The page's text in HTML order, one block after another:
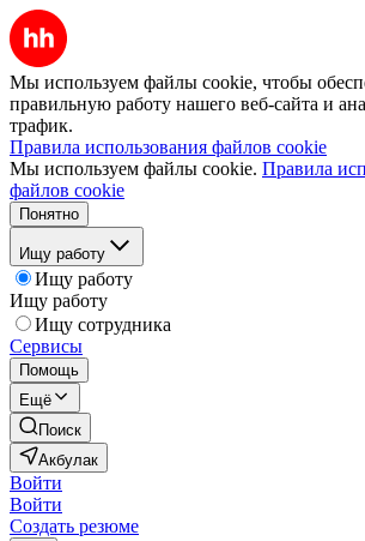
Мы используем файлы cookie, чтобы
правильную работу нашего веб-сайта и
трафик.
Правила использования файлов cookie
Мы используем файлы cookie. Правила
файлов cookie
Понятно
Ищу работу
Ищу работу
Ищу работу
Ищу сотрудника
Сервисы
Помощь
Ещё
Поиск
Акбулак
Войти
Войти
Создать резюме